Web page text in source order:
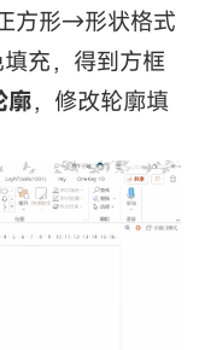
方形→形状格式
充，得到方框
廓，修改轮廓填